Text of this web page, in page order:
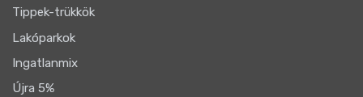
Tippek-trükkök
Lakóparkok
Ingatlanmix
Újra 5%